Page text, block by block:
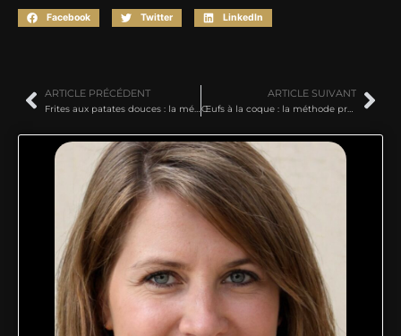
Facebook Twitter LinkedIn
ARTICLE PRÉCÉDENT ARTICLE SUIVANT
Œufs à la coque : la méthode précise pour une cuisson parfaite